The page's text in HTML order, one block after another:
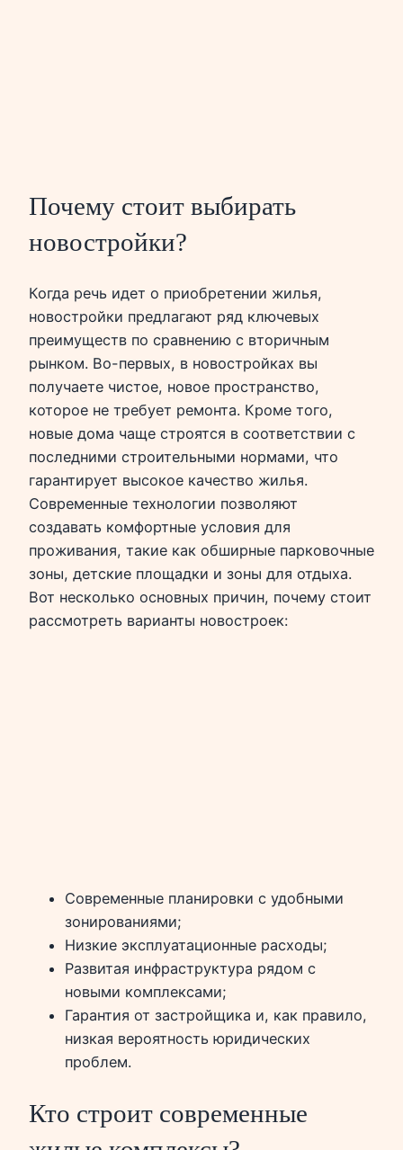
Почему стоит выбирать
новостройки?
Когда речь идет о приобретении жилья,
новостройки предлагают ряд ключевых
преимуществ по сравнению с вторичным
рынком. Во-первых, в новостройках вы
получаете чистое, новое пространство,
которое не требует ремонта. Кроме того,
новые дома чаще строятся в соответствии с
последними строительными нормами, что
гарантирует высокое качество жилья.
Современные технологии позволяют
создавать комфортные условия для
проживания, такие как обширные парковочные
зоны, детские площадки и зоны для отдыха.
Вот несколько основных причин, почему стоит
рассмотреть варианты новостроек:
Современные планировки с удобными
зонированиями;
Низкие эксплуатационные расходы;
Развитая инфраструктура рядом с
новыми комплексами;
Гарантия от застройщика и, как правило,
низкая вероятность юридических
проблем.
Кто строит современные